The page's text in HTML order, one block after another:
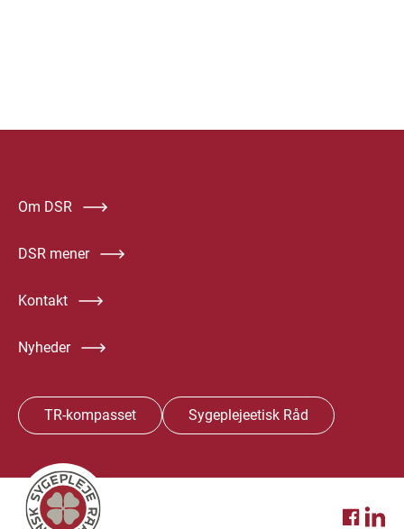
Om DSR
DSR mener
Kontakt
Nyheder
TR-kompasset Sygeplejeetisk Råd